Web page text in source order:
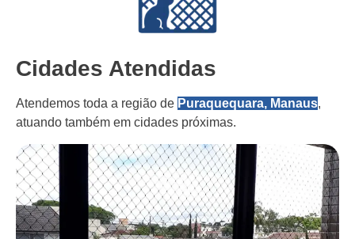
Cidades Atendidas
Atendemos toda a região de Puraquequara, Manaus,
atuando também em cidades próximas.